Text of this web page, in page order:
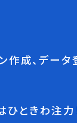
成、デー
ときわ注